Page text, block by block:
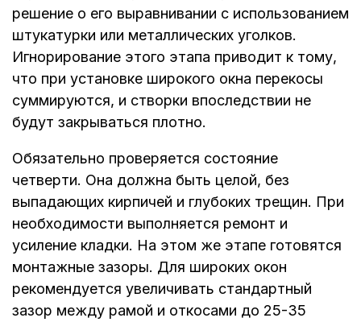
решение о его выравнивании с использованием
штукатурки или металлических уголков.
Игнорирование этого этапа приводит к тому,
что при установке широкого окна перекосы
суммируются, и створки впоследствии не
будут закрываться плотно.
Обязательно проверяется состояние
четверти. Она должна быть целой, без
выпадающих кирпичей и глубоких трещин. При
необходимости выполняется ремонт и
усиление кладки. На этом же этапе готовятся
монтажные зазоры. Для широких окон
рекомендуется увеличивать стандартный
зазор между рамой и откосами до 25-35